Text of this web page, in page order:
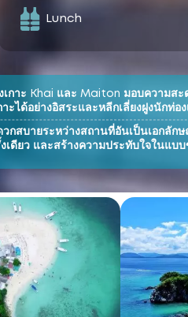
Lunch
เกาะ Khai และ Maiton มอบความส
ะได้อย่างอิสระและหลีกเลี่ยงฝูงนักท่อง
กสบายระหว่างสถานที่อันเป็นเอกลัก
เดียว และสร้างความประทับใจในแบ